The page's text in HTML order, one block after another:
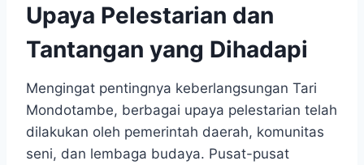
Upaya Pelestarian dan
Tantangan yang Dihadapi
Mengingat pentingnya keberlangsungan Tari
Mondotambe, berbagai upaya pelestarian telah
dilakukan oleh pemerintah daerah, komunitas
seni, dan lembaga budaya. Pusat-pusat